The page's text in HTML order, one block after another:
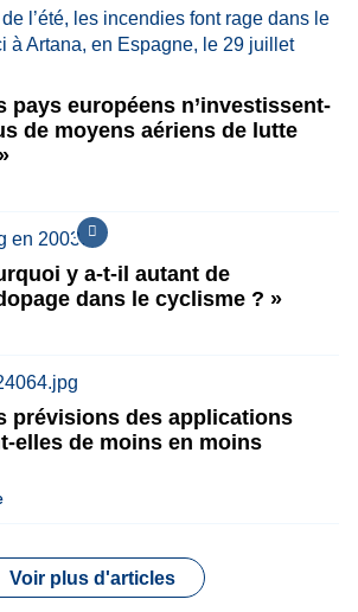
pays européens n’investissent-
de moyens aériens de lutte
y a-t-il autant de
dans le cyclisme ? »
prévisions des applications
elles de moins en moins
Voir plus d'articles